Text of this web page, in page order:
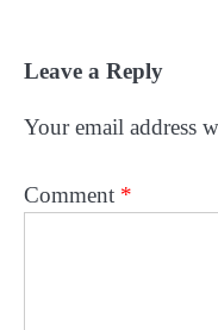
Leave a Reply
Your email address
Comment *